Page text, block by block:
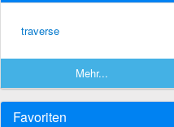
traverse
Mehr...
Favoriten